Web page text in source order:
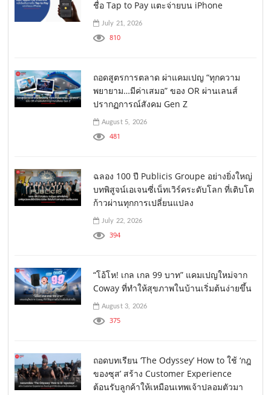
ชื่อ Tap to Pay แตะจ่ายบน iPhone
July 21, 2026
810
ถอดสูตรการตลาด ผ่าแคมเปญ “ทุกความ
พยายาม…มีค่าเสมอ” ของ OR ผ่านเลนส์
ปรากฏการณ์สังคม Gen Z
August 5, 2026
481
ฉลอง 100 ปี Publicis Groupe อย่างยิ่งใหญ่
บทพิสูจน์เอเจนซี่เน็ทเวิร์คระดับโลก ที่เติบโต
ก้าวผ่านทุกการเปลี่ยนแปลง
July 22, 2026
394
“โอ้โห! เกล เกล 99 บาท” แคมเปญใหม่จาก
Coway ที่ทำให้สุขภาพในบ้านเริ่มต้นง่ายขึ้น
August 3, 2026
375
ถอดบทเรียน ‘The Odyssey’ How to ใช้ ‘กฎ
ของซุส’ สร้าง Customer Experience
ต้อนรับลูกค้าให้เหมือนเทพเจ้าปลอมตัวมา